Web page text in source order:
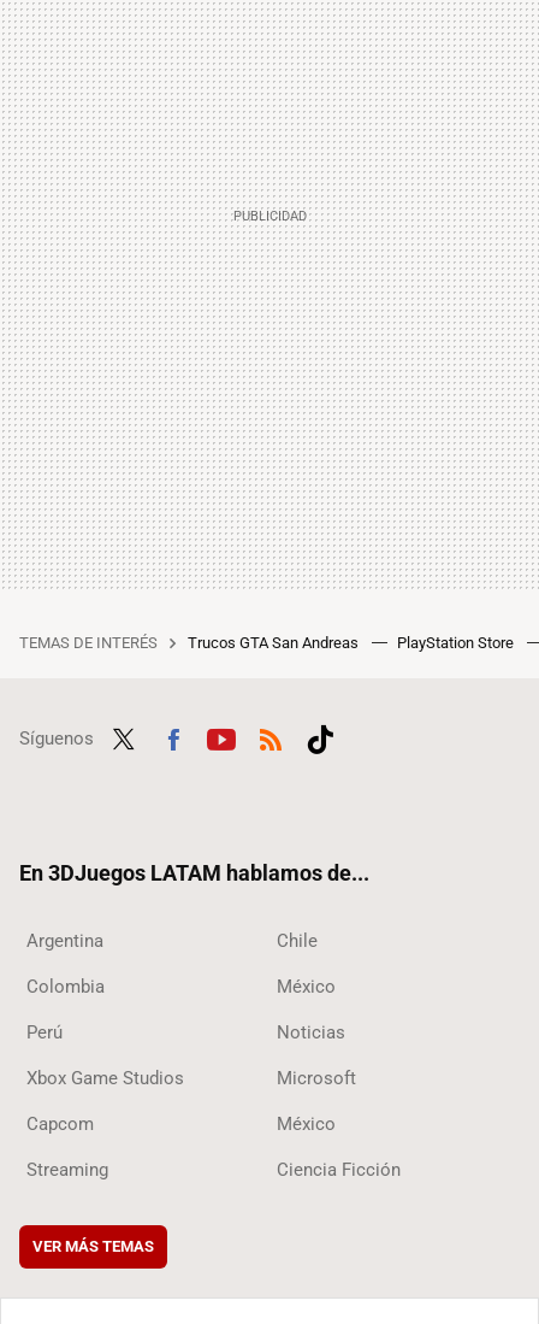
TEMAS DE INTERÉS Trucos GTA San Andreas PlayStation Store
Síguenos
En 3DJuegos LATAM hablamos de...
Argentina Chile
Colombia México
Perú Noticias
Xbox Game Studios Microsoft
Capcom México
Streaming Ciencia Ficción
VER MÁS TEMAS